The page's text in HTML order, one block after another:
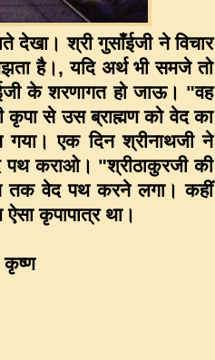
देखा। श्री गुसाँईजी ने विचार
है।, यदि अर्थ भी समजे तो
के शरणागत हो जाऊ। "वह
कृपा से उस ब्राह्मण को वेद का
गया। एक दिन श्रीनाथजी ने
पथ कराओ। "श्रीठाकुरजी की
तक वेद पथ करने लगा। कहीं
कृपापात्र था।
कृष्ण